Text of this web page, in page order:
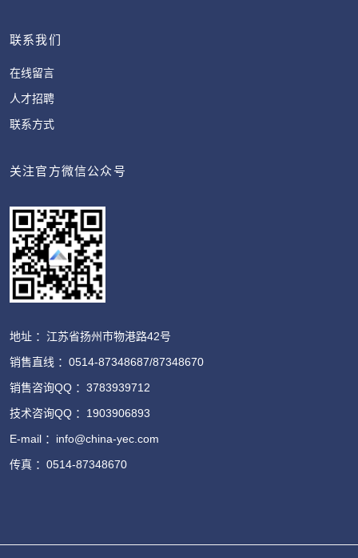
联系我们
在线留言
人才招聘
联系方式
关注官方微信公众号
地址 ：江苏省扬州市物港路42号
销售直线 ：0514-87348687/87348670
销售咨询QQ ：3783939712
技术咨询QQ ：1903906893
E-mail ：info@china-yec.com
传真 ：0514-87348670